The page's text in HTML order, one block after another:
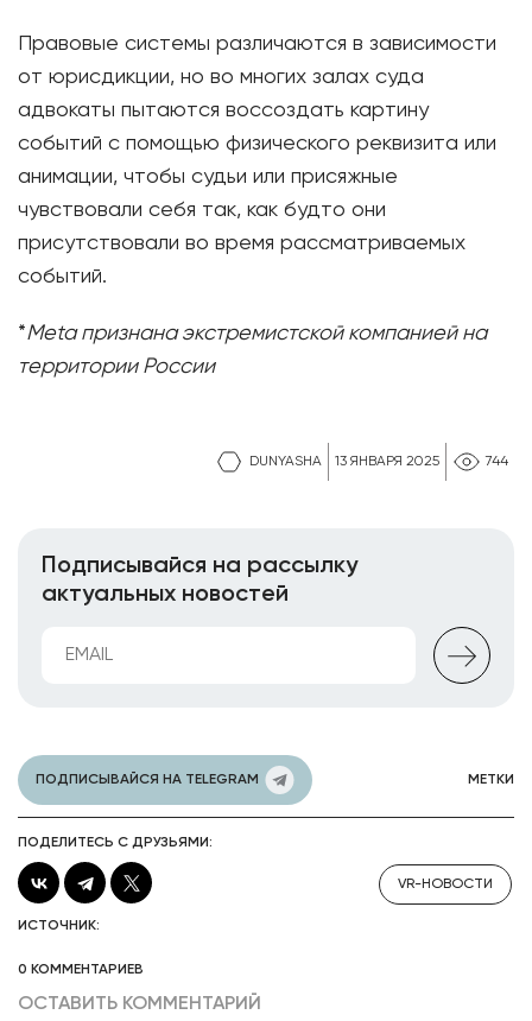
DUNYASHA 13 ЯНВАРЯ 2025 744
Правовые системы различаются в зависимости
от юрисдикции, но во многих залах суда
адвокаты пытаются воссоздать картину
событий с помощью физического реквизита или
анимации, чтобы судьи или присяжные
чувствовали себя так, как будто они
присутствовали во время рассматриваемых
событий.
*Meta признана экстремистской компанией на
территории России
Подписывайся на рассылку
актуальных новостей
ПОДПИСЫВАЙСЯ НА TELEGRAM МЕТКИ
ПОДЕЛИТЕСЬ С ДРУЗЬЯМИ:
VR-НОВОСТИ
ИСТОЧНИК:
0 КОММЕНТАРИЕВ
ОСТАВИТЬ КОММЕНТАРИЙ